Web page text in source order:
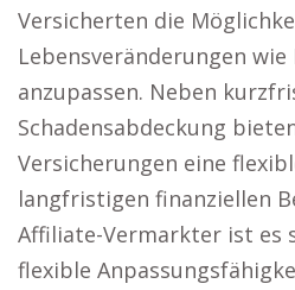
Versicherten die
Lebensveränderungen wie
anzupassen. Neben
Schadensabdeckung
Versicherungen eine
langfristigen finanziellen
Affiliate-Vermarkter ist es
flexible